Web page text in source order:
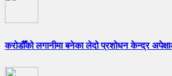
करोडौँको लगानीमा बनेका लेदो प्रशोधन केन्द्र